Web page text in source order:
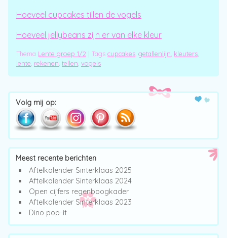
Hoeveel cupcakes tillen de vogels
Hoeveel jellybeans zijn er van elke kleur
Thema Lente groep 1/2 | Tags cupcakes getallenlijn kleuters
lente rekenen tellen vogels
Post navigation
Volg mij op:
Meest recente berichten
Aftelkalender Sinterklaas 2025
Aftelkalender Sinterklaas 2024
Open cijfers regenboogkader
Aftelkalender Sinterklaas 2023
Dino pop-it